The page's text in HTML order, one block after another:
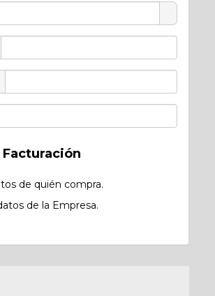
de quién compra.
de la Empresa.